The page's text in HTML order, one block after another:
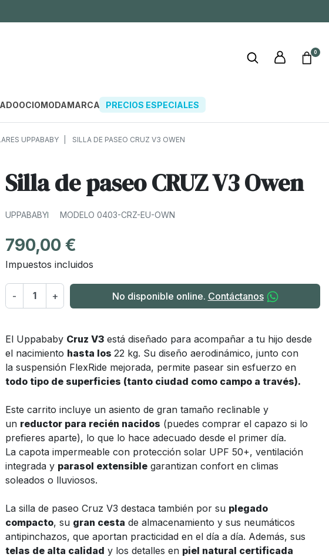
0
OCIOMODAMARCAS PRECIOS ESPECIALES
UPPABABY SILLA DE PASEO CRUZ V3 OWEN
Silla de paseo CRUZ V3 Owen
UPPABABY MODELO 0403-CRZ-EU-OWN
790,00 €
Impuestos incluidos
- + No disponible online. Contáctanos
El Uppababy Cruz V3 está diseñado para acompañar a tu hijo desde
el nacimiento hasta los22 kg. Su diseño aerodinámico, junto con
la suspensión FlexRide mejorada, permite pasear sin esfuerzo en
todo tipo de superficies (tanto ciudad como campo a través).
Este carrito incluye un asiento de gran tamaño reclinable y
un reductor para recién nacidos (puedes comprar el capazo si lo
prefieres aparte), lo que lo hace adecuado desde el primer día.
La capota impermeable con protección solar UPF 50+, ventilación
integrada y parasol extensible garantizan confort en climas
soleados o lluviosos.
La silla de paseo Cruz V3 destaca también por su plegado
compacto, su gran cesta de almacenamiento y sus neumáticos
antipinchazos, que aportan practicidad en el día a día. Además, sus
telas de alta calidad y los detalles en piel natural certificada